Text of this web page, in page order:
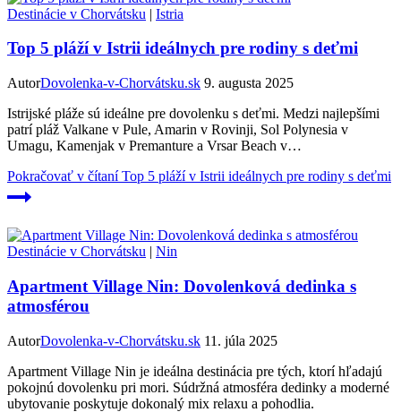
Destinácie v Chorvátsku | Istria
Top 5 pláží v Istrii ideálnych pre rodiny s deťmi
AutorDovolenka-v-Chorvátsku.sk 9. augusta 2025
Istrijské pláže sú ideálne pre dovolenku s deťmi. Medzi najlepšími
patrí pláž Valkane v Pule, Amarin v Rovinji, Sol Polynesia v
Umagu, Kamenjak v Premanture a Vrsar Beach v…
Pokračovať v čítaníTop 5 pláží v Istrii ideálnych pre rodiny s deťmi
Destinácie v Chorvátsku | Nin
Apartment Village Nin: Dovolenková dedinka s
atmosférou
AutorDovolenka-v-Chorvátsku.sk 11. júla 2025
Apartment Village Nin je ideálna destinácia pre tých, ktorí hľadajú
pokojnú dovolenku pri mori. Súdržná atmosféra dedinky a moderné
ubytovanie poskytuje dokonalý mix relaxu a pohodlia.